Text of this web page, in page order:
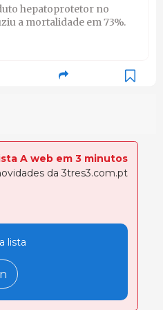
hepatoprotetor no
a mortalidade em 73%.
A web em 3 minutos
da 3tres3.com.pt
lista